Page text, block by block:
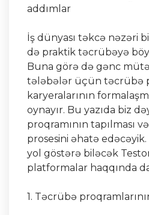
addımlar
İş dünyası təkcə nəzəri
də praktik təcrübəyə
Buna görə də gənc
tələbələr üçün təcrübə
karyeralarının
oynayır. Bu yazıda biz
proqramının tapılması
prosesini əhatə
yol göstərə biləcək
platformalar haqqında
1. Təcrübə